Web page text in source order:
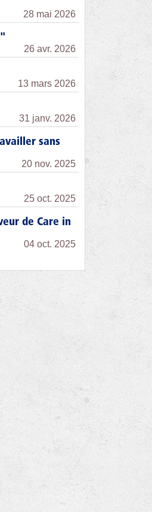
28 mai 2026
26 avr. 2026
13 mars 2026
31 janv. 2026
sans
20 nov. 2025
25 oct. 2025
de Care in
04 oct. 2025